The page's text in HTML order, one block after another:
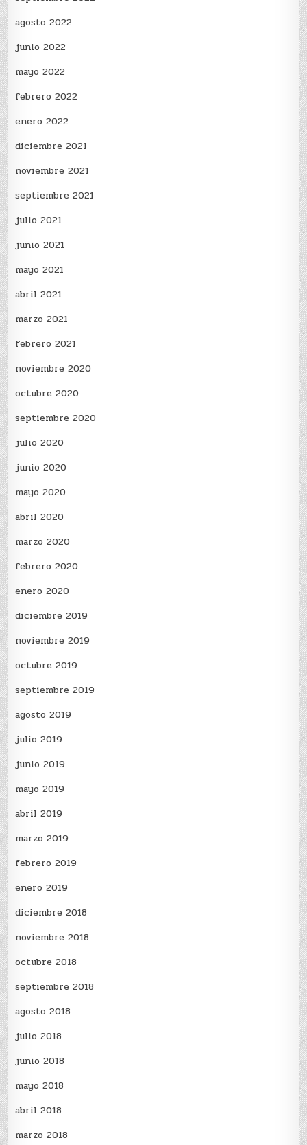
agosto 2022
junio 2022
mayo 2022
febrero 2022
enero 2022
diciembre 2021
noviembre 2021
septiembre 2021
julio 2021
junio 2021
mayo 2021
abril 2021
marzo 2021
febrero 2021
noviembre 2020
octubre 2020
septiembre 2020
julio 2020
junio 2020
mayo 2020
abril 2020
marzo 2020
febrero 2020
enero 2020
diciembre 2019
noviembre 2019
octubre 2019
septiembre 2019
agosto 2019
julio 2019
junio 2019
mayo 2019
abril 2019
marzo 2019
febrero 2019
enero 2019
diciembre 2018
noviembre 2018
octubre 2018
septiembre 2018
agosto 2018
julio 2018
junio 2018
mayo 2018
abril 2018
marzo 2018